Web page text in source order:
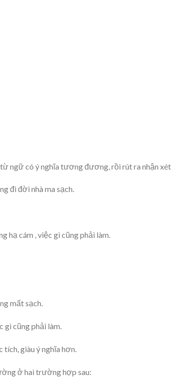
ngữ có ý nghĩa tương đương, rồi rút ra nhận
đi đời nhà ma sạch.
hạ cám , việc gì cũng phải làm.
mất sạch.
gì cũng phải làm.
tích, giàu ý nghĩa hơn.
ở hai trường hợp sau: